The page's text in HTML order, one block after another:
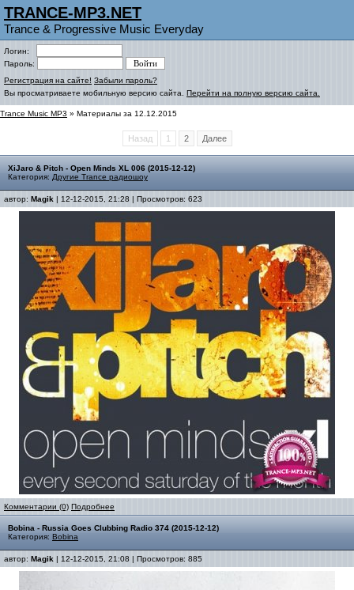
TRANCE-MP3.NET
Trance & Progressive Music Everyday
Логин:
Пароль:
Регистрация на сайте! Забыли пароль?
Вы просматриваете мобильную версию сайта. Перейти на полную версию сайта.
Trance Music MP3 » Материалы за 12.12.2015
Назад 1 2 Далее
XiJaro & Pitch - Open Minds XL 006 (2015-12-12)
Категория: Другие Trance радиошоу
автор: Magik | 12-12-2015, 21:28 | Просмотров: 623
Комментарии (0) Подробнее
Bobina - Russia Goes Clubbing Radio 374 (2015-12-12)
Категория: Bobina
автор: Magik | 12-12-2015, 21:08 | Просмотров: 885